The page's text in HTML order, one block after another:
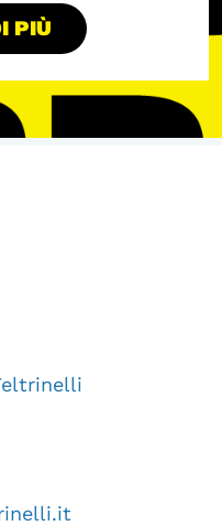
bambini
PIÙ